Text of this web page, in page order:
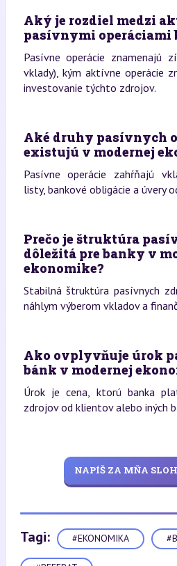
Aký je rozdiel medzi
pasívnymi operáciami
Pasívne operácie znamenajú
vklady), kým aktívne operácie
investovanie týchto zdrojov.
Aké druhy pasívnych
existujú v modernej
Pasívne operácie zahŕňajú
listy, bankové obligácie a úvery
Prečo je štruktúra
dôležitá pre banky v
ekonomike?
Stabilná štruktúra pasívnych
náhlym výberom vkladov a
Ako ovplyvňuje úrok
bánk v modernej
Úrok je cena, ktorú banka
zdrojov od klientov alebo iných
NAPÍŠ ZA MŇA
Tagi: #EKONOMIKA